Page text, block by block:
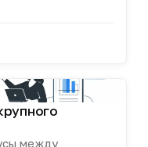
между